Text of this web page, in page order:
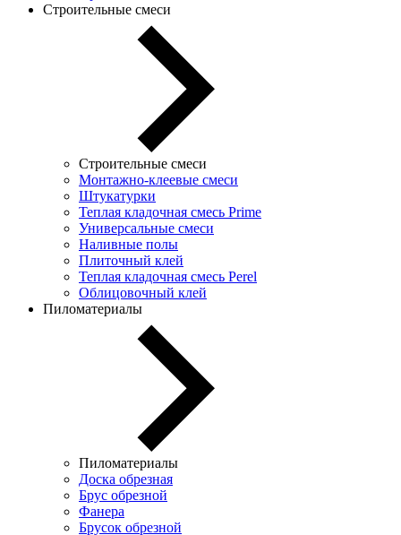
Строительные смеси
Строительные смеси
Монтажно-клеевые смеси
Штукатурки
Теплая кладочная смесь Prime
Универсальные смеси
Наливные полы
Плиточный клей
Теплая кладочная смесь Perel
Облицовочный клей
Пиломатериалы
Пиломатериалы
Доска обрезная
Брус обрезной
Фанера
Брусок обрезной